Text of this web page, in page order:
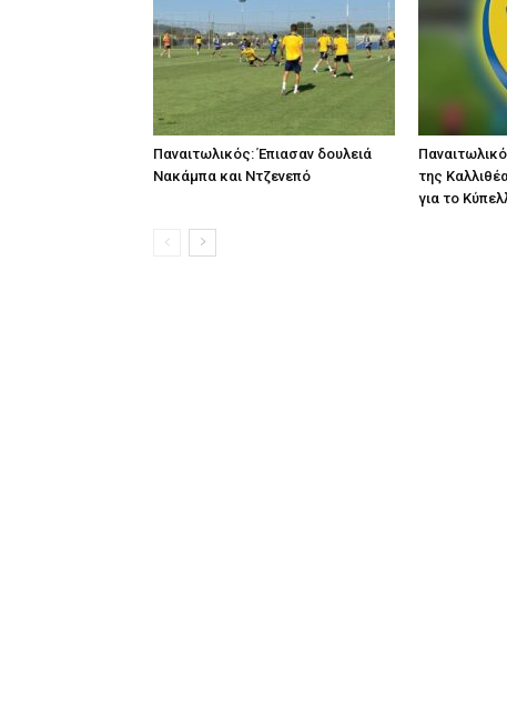
Παναιτωλικός: Έπιασαν δουλειά
Νακάμπα και Ντζενεπό
της
για το